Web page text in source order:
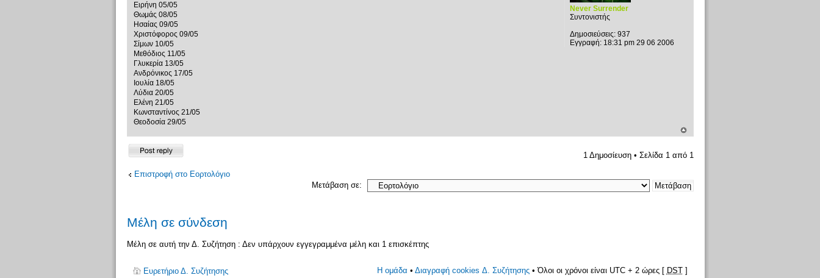
Ειρήνη 05/05
Θωμάς 08/05
Ησαίας 09/05
Χριστόφορος 09/05
Σίμων 10/05
Μεθόδιος 11/05
Γλυκερία 13/05
Ανδρόνικος 17/05
Ιουλία 18/05
Λύδια 20/05
Ελένη 21/05
Κωνσταντίνος 21/05
Θεοδοσία 29/05
Never Surrender
Συντονιστής
Δημοσιεύσεις:937
Εγγραφή:18:31 pm 29 06 2006
Δημιουργία
απάντησης
1 Δημοσίευση • Σελίδα 1από 1
Επιστροφή στο Εορτολόγιο
Μετάβαση σε:
Μέλη σε σύνδεση
Μέλη σε αυτή την Δ. Συζήτηση : Δεν υπάρχουν εγγεγραμμένα μέλη και 1 επισκέπτης
Ευρετήριο Δ. Συζήτησης Η ομάδα • Διαγραφή cookies Δ. Συζήτησης• Όλοι οι χρόνοι είναι UTC + 2 ώρες [ DST]